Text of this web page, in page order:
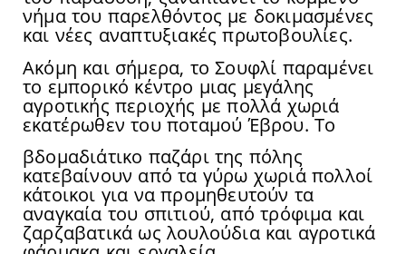
νήμα του παρελθόντος με δοκιμασμένες
και νέες αναπτυξιακές πρωτοβουλίες.
Ακόμη και σήμερα, το Σουφλί παραμένει
το εμπορικό κέντρο μιας μεγάλης
αγροτικής περιοχής με πολλά χωριά
εκατέρωθεν του ποταμού Έβρου. Το
βδομαδιάτικο παζάρι της πόλης
κατεβαίνουν από τα γύρω χωριά πολλοί
κάτοικοι για να προμηθευτούν τα
αναγκαία του σπιτιού, από τρόφιμα και
ζαρζαβατικά ως λουλούδια και αγροτικά